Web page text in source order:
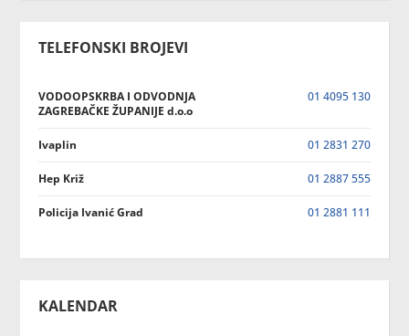
TELEFONSKI BROJEVI
VODOOPSKRBA I ODVODNJA
ZAGREBAČKE ŽUPANIJE d.o.o
01 4095 130
Ivaplin 01 2831 270
Hep Križ 01 2887 555
Policija Ivanić Grad 01 2881 111
KALENDAR